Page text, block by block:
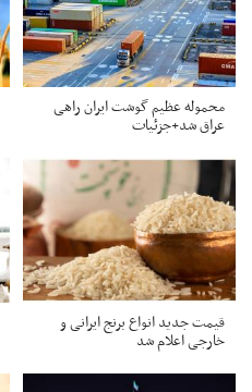
محموله عظیم گوشت ایران راهی
عراق شد+جزئیات
قیمت جدید انواع برنج ایرانی و
خارجی اعلام شد